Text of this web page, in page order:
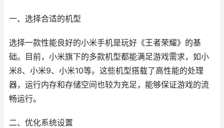
一、选择合适的机型
选择一款性能良好的小米手机是玩好《王者荣耀》的基
础。目前，小米旗下的多款机型都能满足游戏需求，如小
米8、小米9、小米10等。这些机型搭载了高性能的处理
器，运行内存和存储空间也较为充足，能够保证游戏的流
畅运行。
二、优化系统设置